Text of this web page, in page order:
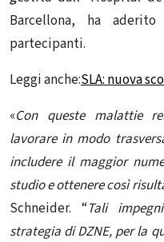
Barcellona, ​​ha
partecipanti.
Leggi anche:SLA: nuova
«Con queste malattie
lavorare in modo
includere il maggior
studio e ottenere così
Schneider. “Tali
strategia di DZNE, per la